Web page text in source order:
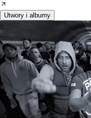
Utwory i albumy